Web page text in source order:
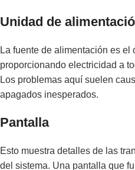
Unidad de
La fuente de alimentación es el
proporcionando electricidad a
Los problemas aquí suelen
apagados inesperados.
Pantalla
Esto muestra detalles de las
del sistema. Una pantalla que